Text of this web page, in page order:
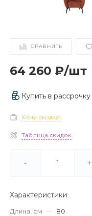
СРАВНИТЬ
64 260 ₽/шт
Купить в рассрочку
Хочу скидку!
Таблица скидок
- +
Характеристики
Длина, см — 80